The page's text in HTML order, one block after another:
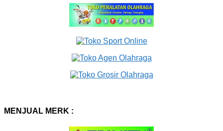
MENJUAL MERK :